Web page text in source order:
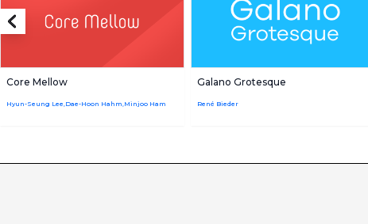
Core Mellow
Hyun-Seung Lee,Dae-Hoon Hahm,Minjoo Ham
Galano Grotesque
René Bieder